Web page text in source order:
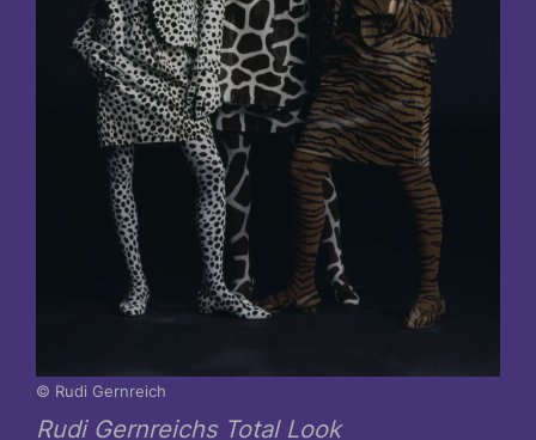
© Rudi Gernreich
Rudi Gernreichs Total Look